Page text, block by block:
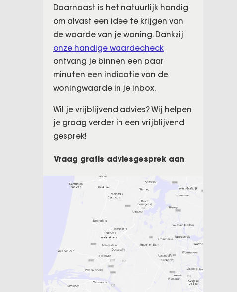
Daarnaast is het natuurlijk handig
om alvast een idee te krijgen van
de waarde van je woning. Dankzij
onze handige waardecheck
ontvang je binnen een paar
minuten een indicatie van de
woningwaarde in je inbox.
Wil je vrijblijvend advies? Wij helpen
je graag verder in een vrijblijvend
gesprek!
Vraag gratis adviesgesprek aan